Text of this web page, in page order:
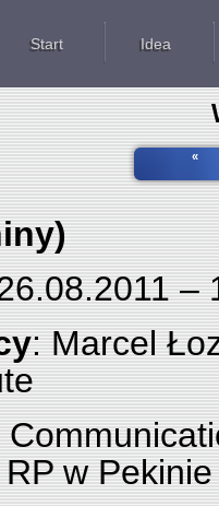
Start Idea
«
–
: Marcel
w Pekinie